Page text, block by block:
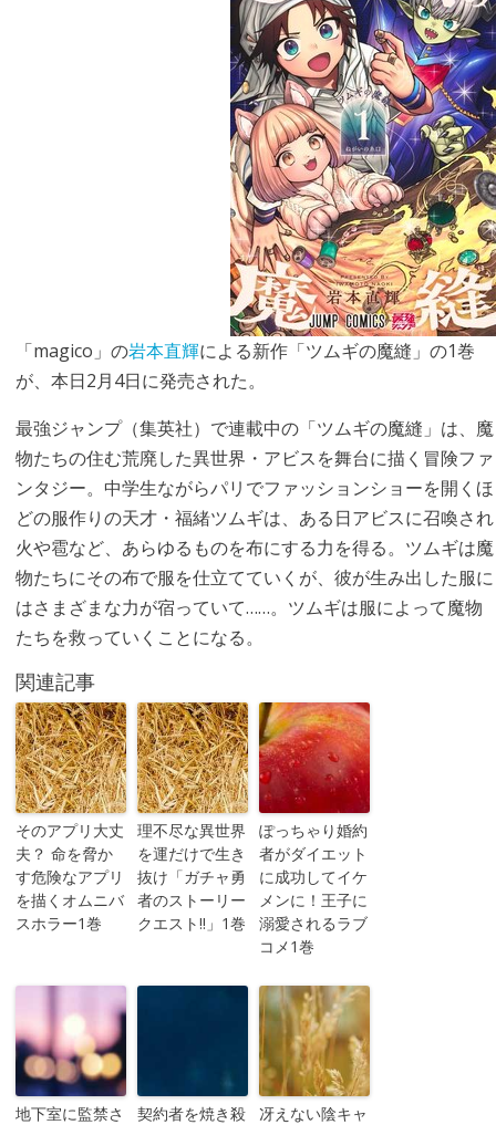
「magico」の岩本直輝による新作「ツムギの魔縫」の1巻
が、本日2月4日に発売された。
最強ジャンプ（集英社）で連載中の「ツムギの魔縫」は、魔
物たちの住む荒廃した異世界・アビスを舞台に描く冒険ファ
ンタジー。中学生ながらパリでファッションショーを開くほ
どの服作りの天才・福緒ツムギは、ある日アビスに召喚され
火や雹など、あらゆるものを布にする力を得る。ツムギは魔
物たちにその布で服を仕立てていくが、彼が生み出した服に
はさまざまな力が宿っていて……。ツムギは服によって魔物
たちを救っていくことになる。
関連記事
そのアプリ大丈
夫？ 命を脅か
す危険なアプリ
を描くオムニバ
スホラー1巻
理不尽な異世界
を運だけで生き
抜け「ガチャ勇
者のストーリー
クエスト!!」1巻
ぽっちゃり婚約
者がダイエット
に成功してイケ
メンに！王子に
溺愛されるラブ
コメ1巻
地下室に監禁さ
契約者を焼き殺
冴えない陰キャ